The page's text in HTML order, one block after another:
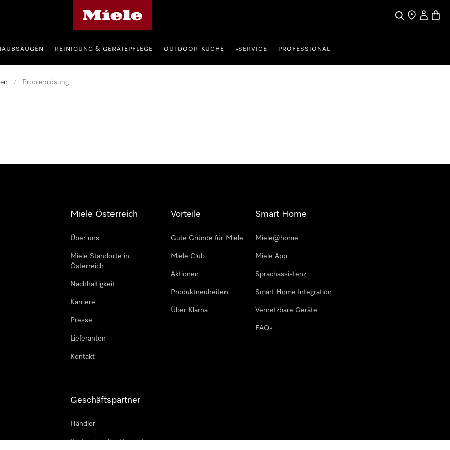
SucheHändlersuche
REINIGUNG & GERÄTEPFLEGE OUTDOOR-KÜCHE •SERVICE PROFESSIONAL
/ Problemlösung
Miele Österreich
Über uns
Miele Standorte in
Österreich
Nachhaltigkeit
Karriere
Presse
Lieferanten
Kontakt
Vorteile
Gute Gründe für Miele
Miele Club
Aktionen
Produktneuheiten
Über Klarna
Smart Home
Miele@home
Miele App
Sprachassistenz
Smart Home Integration
Vernetzbare Geräte
FAQs
Geschäftspartner
Händler
Professioneller Reparateur